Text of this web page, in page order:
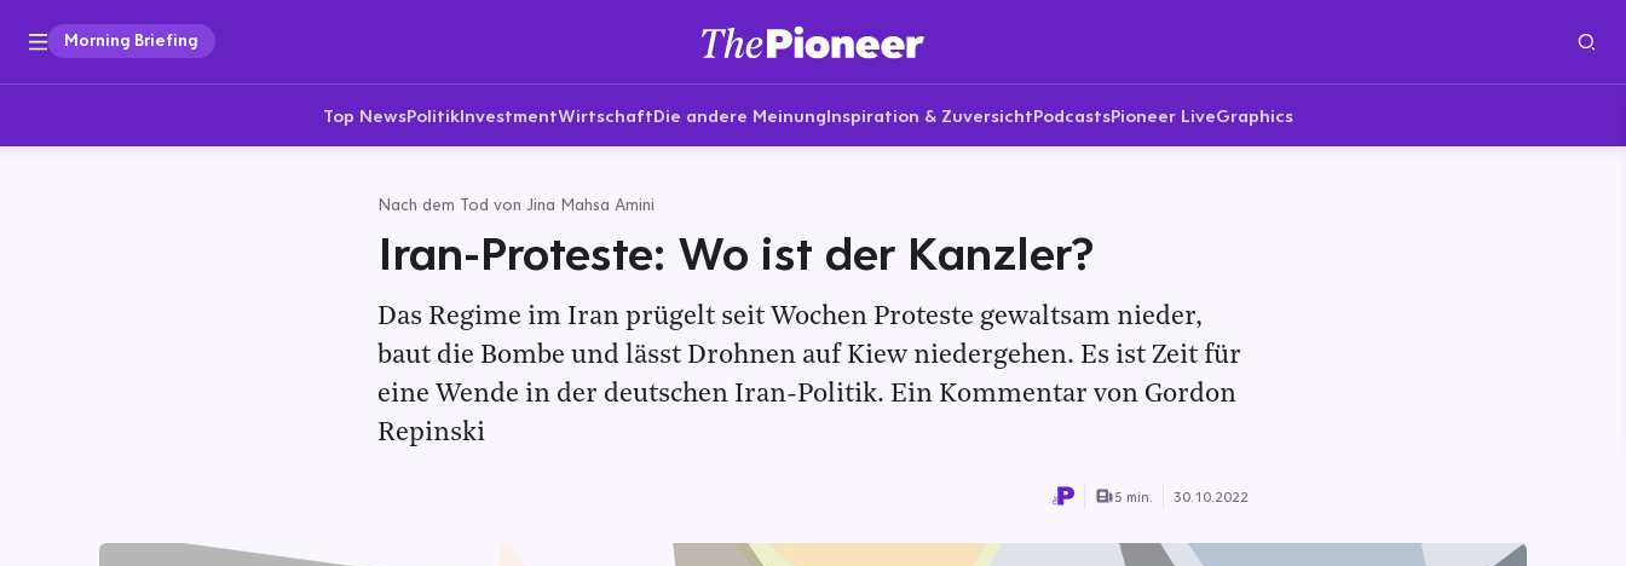
Morning Briefing
Top NewsPolitikInvestmentWirtschaftDie andere MeinungInspiration & ZuversichtPodcastsPioneer LiveGraphics
Nach dem Tod von Jina Mahsa Amini
Iran-Proteste: Wo ist der Kanzler?
Das Regime im Iran prügelt seit Wochen Proteste gewaltsam nieder,
baut die Bombe und lässt Drohnen auf Kiew niedergehen. Es ist Zeit für
eine Wende in der deutschen Iran-Politik. Ein Kommentar von Gordon
Repinski
5 min. 30.10.2022